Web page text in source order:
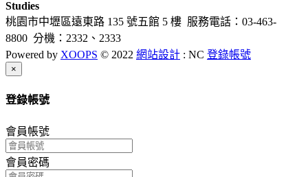
Studies
桃園市中壢區遠東路 135 號五館 5 樓 服務電話：03-463-
8800 分機：2332、2333
Powered by XOOPS © 2022 網站設計 : NC 登錄帳號
×
登錄帳號
會員帳號
會員密碼